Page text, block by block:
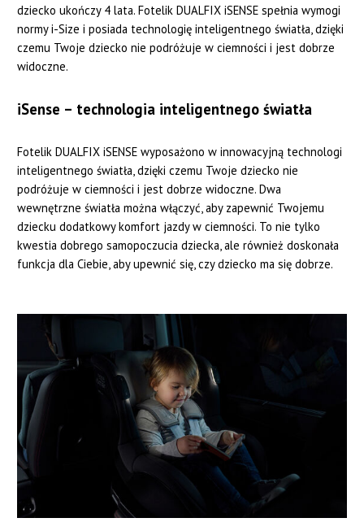
dziecko ukończy 4 lata. Fotelik DUALFIX iSENSE spełnia wymogi
normy i-Size i posiada technologię inteligentnego światła, dzięki
czemu Twoje dziecko nie podróżuje w ciemności i jest dobrze
widoczne.
iSense – technologia inteligentnego światła
Fotelik DUALFIX iSENSE wyposażono w innowacyjną technologi
inteligentnego światła, dzięki czemu Twoje dziecko nie
podróżuje w ciemności i jest dobrze widoczne. Dwa
wewnętrzne światła można włączyć, aby zapewnić Twojemu
dziecku dodatkowy komfort jazdy w ciemności. To nie tylko
kwestia dobrego samopoczucia dziecka, ale również doskonała
funkcja dla Ciebie, aby upewnić się, czy dziecko ma się dobrze.